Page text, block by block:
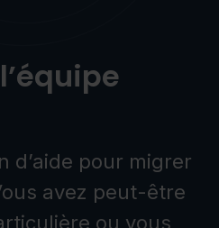
d’aide pour migrer
avez peut-être
ou vous